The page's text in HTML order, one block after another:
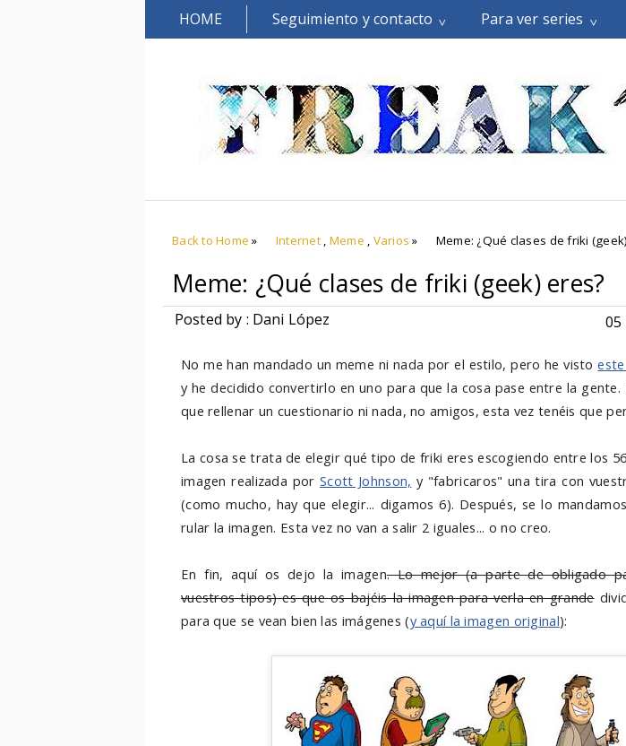
HOME Seguimiento y contacto Para ver series
Back to Home » Internet, Meme , Varios » Meme: ¿Qué clases de friki
Meme: ¿Qué clases de friki (geek) eres?
Posted by : Dani López 05
No me han mandado un meme ni nada por el estilo, pero he visto
y he decidido convertirlo en uno para que la cosa pase entre la gente.
que rellenar un cuestionario ni nada, no amigos, esta vez tenéis que
La cosa se trata de elegir qué tipo de friki eres escogiendo entre los
imagen realizada porScott Johnson, y "fabricaros" una tira con
(como mucho, hay que elegir... digamos 6). Después, se lo
rular la imagen. Esta vez no van a salir 2 iguales... o no creo.
En fin, aquí os dejo la imagen. Lo mejor (a parte de obligado
vuestros tipos) es que os bajéis la imagen para verla en grande
para que se vean bien las imágenes (y aquí la imagen original):